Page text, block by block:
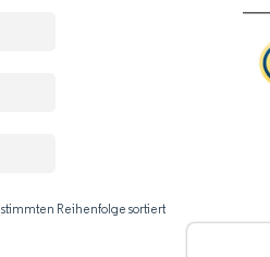
Reihenfolge sortiert